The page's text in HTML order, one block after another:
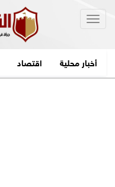
أخبار محلية اقتصاد